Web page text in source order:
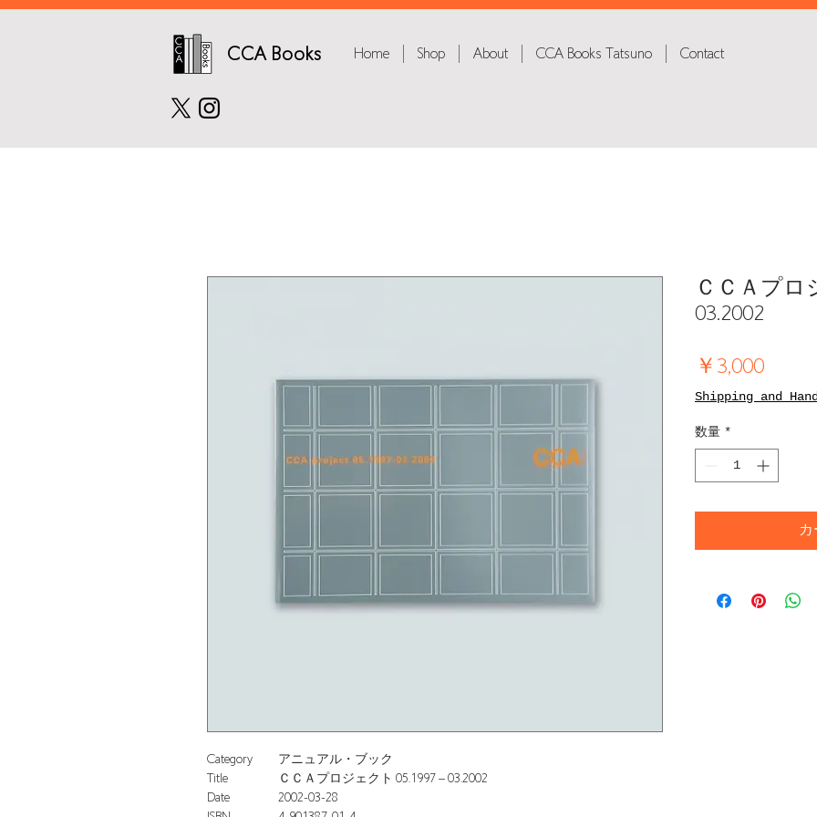
CCA Books Home Shop About CCA Books Tatsuno Contact
Category アニュアル・ブック
Title
ＣＣＡプロジェクト 05.1997 – 03.2002
Date
2002-03-28
ＣＣＡプロ
03.2002
￥3,000価
格
Shipping and
数量 *
カ